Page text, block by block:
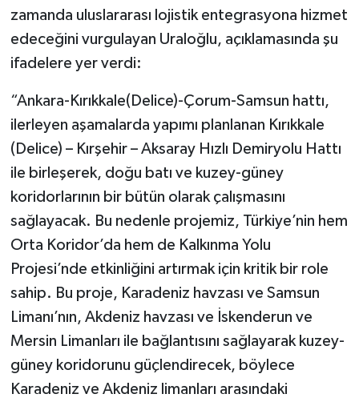
zamanda uluslararası lojistik entegrasyona hizmet
edeceğini vurgulayan Uraloğlu, açıklamasında şu
ifadelere yer verdi:
“Ankara-Kırıkkale(Delice)-Çorum-Samsun hattı,
ilerleyen aşamalarda yapımı planlanan Kırıkkale
(Delice) – Kırşehir – Aksaray Hızlı Demiryolu Hattı
ile birleşerek, doğu batı ve kuzey-güney
koridorlarının bir bütün olarak çalışmasını
sağlayacak. Bu nedenle projemiz, Türkiye’nin hem
Orta Koridor’da hem de Kalkınma Yolu
Projesi’nde etkinliğini artırmak için kritik bir role
sahip. Bu proje, Karadeniz havzası ve Samsun
Limanı’nın, Akdeniz havzası ve İskenderun ve
Mersin Limanları ile bağlantısını sağlayarak kuzey-
güney koridorunu güçlendirecek, böylece
Karadeniz ve Akdeniz limanları arasındaki